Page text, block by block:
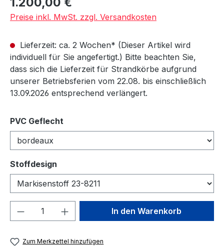
Preise inkl. MwSt. zzgl. Versandkosten
Lieferzeit: ca. 2 Wochen* (Dieser Artikel wird
individuell für Sie angefertigt.) Bitte beachten Sie,
dass sich die Lieferzeit für Strandkörbe aufgrund
unserer Betriebsferien vom 22.08. bis einschließlich
13.09.2026 entsprechend verlängert.
PVC Geflecht
Stoffdesign
Produkt Anzahl: Gib denIn den Warenkorb
Zum Merkzettel hinzufügen